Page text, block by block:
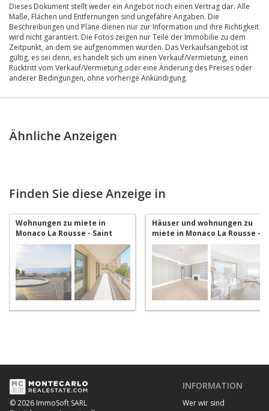
Dieses Dokument stellt weder ein Angebot noch einen Vertrag dar. Alle
Maße, Flächen und Entfernungen sind ungefähre Angaben. Die
Beschreibungen und Pläne dienen nur zur Information und ihre Richtigkeit
wird nicht garantiert. Die Fotos zeigen nur Teile der Immobilie zu dem
Zeitpunkt, an dem sie aufgenommen wurden. Das Verkaufsangebot ist
gültig, es sei denn, es handelt sich um einen Verkauf/Vermietung, einen
Rücktritt vom Verkauf/Vermietung oder eine Änderung des Preises oder
anderer Bedingungen, ohne vorherige Ankündigung.
Ähnliche Anzeigen
Finden Sie diese Anzeige in
Wohnungen zu miete in
Monaco La Rousse - Saint
Roman
Häuser und wohnungen zu
miete in Monaco La Rousse -
Saint Roman
© 2026 ImmoSoft SARL
INFORMATION
Wer wir sind